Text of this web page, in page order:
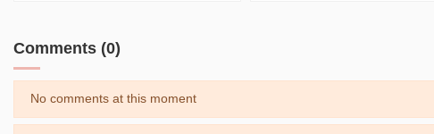
Comments (0)
No comments at this moment